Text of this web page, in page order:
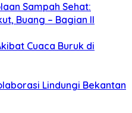
Sampah Sehat:
Buang – Bagian II
Cuaca Buruk di
Lindungi Bekantan